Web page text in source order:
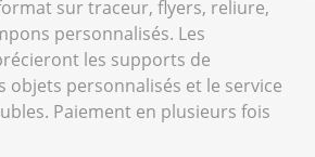
sur traceur, flyers, reliure,
personnalisés. Les
les supports de
objets personnalisés et le service
Paiement en plusieurs fois